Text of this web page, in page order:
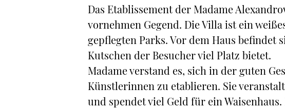
Das Etablissement der Madame
vornehmen Gegend. Die Villa ist ein
gepflegten Parks. Vor dem Haus
Kutschen der Besucher viel Platz bietet.
Madame verstand es, sich in der guten
Künstlerinnen zu etablieren. Sie
und spendet viel Geld für ein